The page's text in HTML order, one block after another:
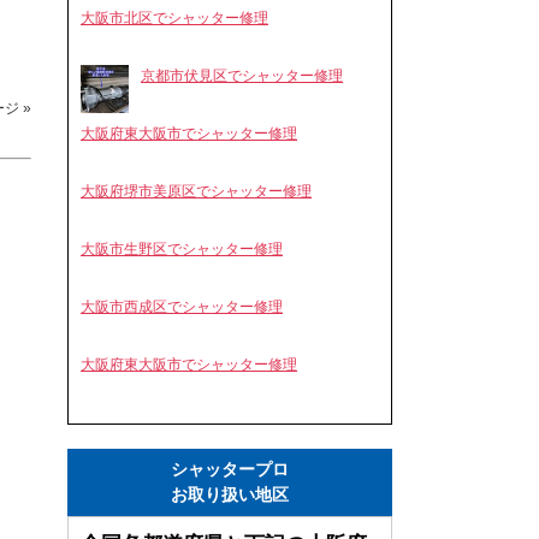
ジ »
大阪市北区でシャッター修理
京都市伏見区でシャッター修理
大阪府東大阪市でシャッター修理
大阪府堺市美原区でシャッター修理
大阪市生野区でシャッター修理
大阪市西成区でシャッター修理
大阪府東大阪市でシャッター修理
シャッタープロ
お取り扱い地区